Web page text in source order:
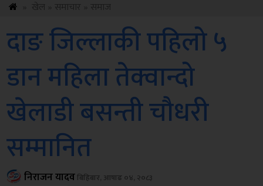
दाङ जिल्लाकी पहिलो ५
डान महिला तेक्वान्दो
खेलाडी बसन्ती चौधरी
सम्मानित
निराजन यादवबिहिबार, आषाढ ०४, २०८३